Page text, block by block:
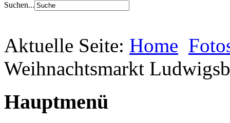
Suchen...
Aktuelle Seite: Home
Weihnachtsmarkt
Hauptmenü